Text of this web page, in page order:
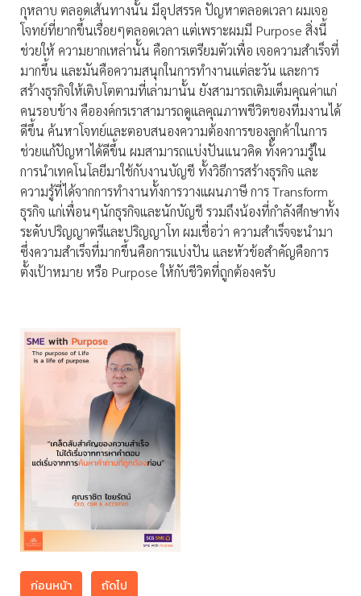
กุหลาบ ตลอดเส้นทางนั้น มีอุปสรรค ปัญหาตลอดเวลา ผมเจอ
โจทย์ที่ยากขึ้นเรื่อยๆตลอดเวลา แต่เพราะผมมี Purpose สิ่งนี้
ช่วยให้ ความยากเหล่านั้น คือการเตรียมตัวเพื่อ เจอความสำเร็จที่
มากขึ้น และมันคือความสนุกในการทำงานแต่ละวัน และการ
สร้างธุรกิจให้เติบโตตามที่เล่ามานั้น ยังสามารถเติมเต็มคุณค่าแก่
คนรอบข้าง คือองค์กรเราสามารถดูแลคุณภาพชีวิตของทีมงานได้
ดีขึ้น ค้นหาโจทย์และตอบสนองความต้องการของลูกค้าในการ
ช่วยแก้ปัญหาได้ดีขึ้น ผมสามารถแบ่งปันแนวคิด ทั้งความรู้ใน
การนำเทคโนโลยีมาใช้กับงานบัญชี ทั้งวิธีการสร้างธุรกิจ และ
ความรู้ที่ได้จากการทำงานทั้งการวางแผนภาษี การ Transform
ธุรกิจ แก่เพื่อนๆนักธุรกิจและนักบัญชี รวมถึงน้องที่กำลังศึกษาทั้ง
ระดับปริญญาตรีและปริญญาโท ผมเชื่อว่า ความสำเร็จจะนำมา
ซึ่งความสำเร็จที่มากขึ้นคือการแบ่งปัน และหัวข้อสำคัญคือการ
ตั้งเป้าหมาย หรือ Purpose ให้กับชีวิตที่ถูกต้องครับ
ก่อนหน้า ถัดไป